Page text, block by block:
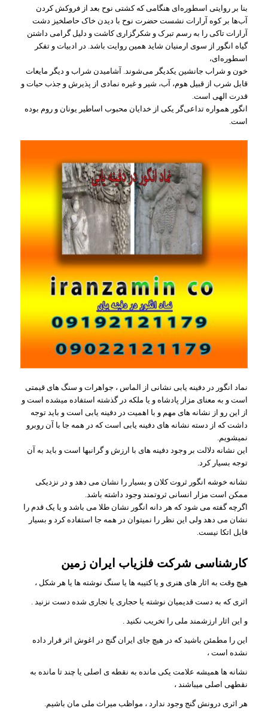
بنا بر روایتی اسطوره ای هنگامی که ‏کشتی نوح بعد از فروکش کردن
آبها بر کوه آرارات نشست حضرت نوح با دیدن خاک حاصلخیز دشت
آرارات تاکی را به ‏رسم تبرک و شکرگزاری کاشت و دلیل گرامی داشتن
گیاه انگور از سوی ارمنیان شاید همین روایت باشد. در ادبیات و تفکر
‏اسطوره ای،
خون و شراب جانشین یکدیگر میشوند. آشامیدن شراب و دیگر مایعات
قابل شرب از قبیل هوم، آب، شیر و غیره ‏نمادی از پذیرش و جذب حیات و
قدرت الهی است.
انگور همواره تداعیگر یکی از خدایان محبوب اساطیر یونان و روم بوده
‏است.
نماد انگور در دفینه یابی نشانی از الماس ، جواهرات و سنگ های قیمتی
است و به معنای مزار پادشاه و یا ملکه در گذشته استفاده میشده است و
از این رو از نشانه های مهم و با اهمیت در دفینه یابی است و باید توجه
داشت که از دسته نشانه های دفینه یابی است که در همه جا با آن روبرو
نمیشویم.
این نشانه دلالت بر وجود دفینه های با ارزش و گرانبها است و باید به آن
توجه بسیار کرد.
نشانه خوشه انگور ثروت کلان و بسیار را نشان می دهد و در نزدیکی
ممکن است مزار انسانی ثروتمند وجود داشته باشد.
اگرچه گفته می شود که هر دانه انگور نشان طلا می باشد و یا یک قدم را
نشان می دهد ولی این نظر را نمیتوان در همه جا استفاده کرد و بسیار
قابل اتکا نیست.
کارشناسی شرکت فلزیاب ایران زمین
هیچ وقت به اثار های هنری و یا کتیبه ها یا سنگ نوشته ها یا هر شکل ،
اثری که به دست قدیمیان نوشته یا حجاری یا نجاری شده دست نزنید .
و این اثار ارزشمند ملی را تخریب نکنید .
این را مطمئن باشید که در هیچ جای ایران گنج در اغوش اثر قرار داده
نشده است ،
نشانه ها همیشه علامت یکی مانده به نقطه ی اصلی یا چند تا مانده به
نقطهی اصلی میباشند ،
هر اثری درونش گنج وجود ندارد ، مواظب میراث ملی مان باشیم.